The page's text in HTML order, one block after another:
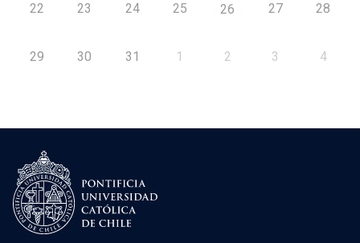
22 23 24 25 26 27 28
29 30 31 1 2 3 4